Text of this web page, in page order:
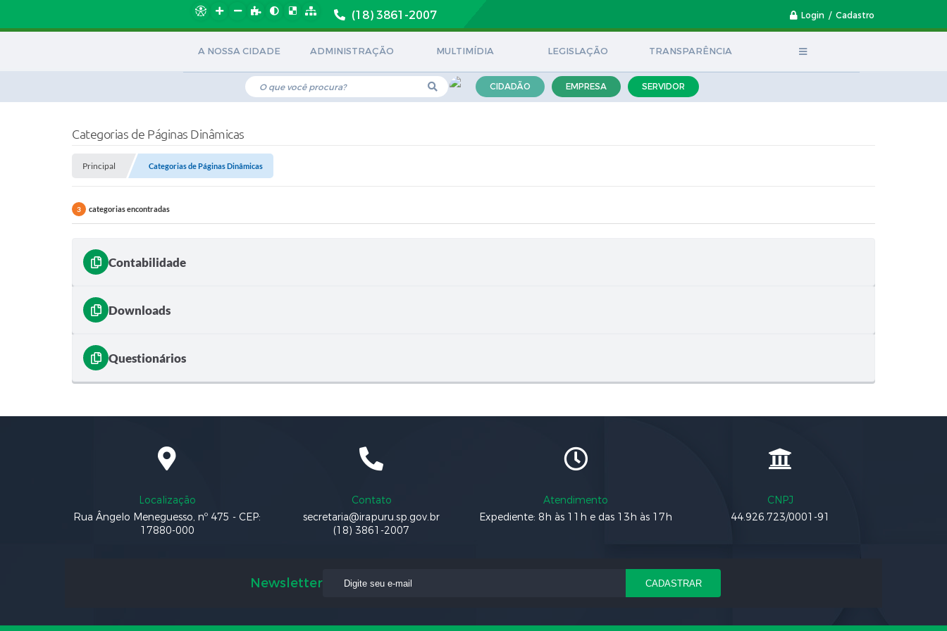
Login / Cadastro
(18) 3861-2007
A NOSSA CIDADE ADMINISTRAÇÃO MULTIMÍDIA LEGISLAÇÃO TRANSPARÊNCIA
CIDADÃO EMPRESA SERVIDOR
Categorias de Páginas Dinâmicas
Principal Categorias de Páginas Dinâmicas
3 categorias encontradas
Contabilidade
Downloads
Questionários
Localização
Rua Ângelo Meneguesso, nº 475 - CEP:
17880-000
Contato
secretaria@irapuru.sp.gov.br
(18) 3861-2007
Atendimento
Expediente: 8h às 11h e das 13h às 17h
CNPJ
44.926.723/0001-91
Newsletter CADASTRAR